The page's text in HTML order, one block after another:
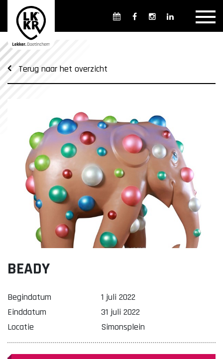
Overzicht winkels
Openingsdagen en -tijden
Weekmarkten
Overzicht horeca
Overzicht Cultuur & Musea
Parkeren in Doetinchem
Openbaar vervoer
Gratis Shuttle
FAQ
Terug naar het overzicht
BEADY
Begindatum
1 juli 2022
Einddatum
31 juli 2022
Locatie
Simonsplein